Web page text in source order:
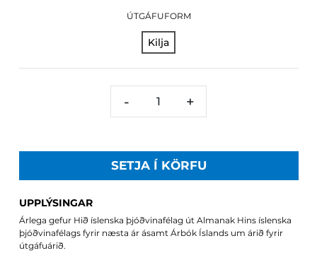
ÚTGÁFUFORM
Kilja
- +
SETJA Í KÖRFU
UPPLÝSINGAR
Árlega gefur Hið íslenska þjóðvinafélag út Almanak Hins íslenska
þjóðvinafélags fyrir næsta ár ásamt Árbók Íslands um árið fyrir
útgáfuárið.